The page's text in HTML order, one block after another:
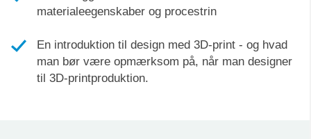
materialeegenskaber og procestrin
En introduktion til design med 3D-print - og hvad
man bør være opmærksom på, når man designer
til 3D-printproduktion.